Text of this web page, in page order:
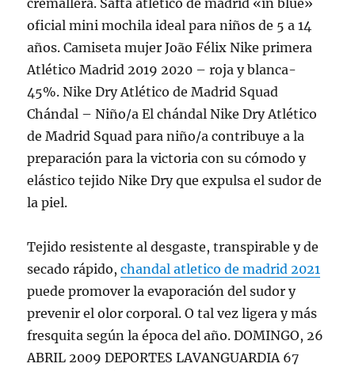
cremallera. Safta atlético de madrid «in blue»
oficial mini mochila ideal para niños de 5 a 14
años. Camiseta mujer João Félix Nike primera
Atlético Madrid 2019 2020 – roja y blanca-
45%. Nike Dry Atlético de Madrid Squad
Chándal – Niño/a El chándal Nike Dry Atlético
de Madrid Squad para niño/a contribuye a la
preparación para la victoria con su cómodo y
elástico tejido Nike Dry que expulsa el sudor de
la piel.
Tejido resistente al desgaste, transpirable y de
secado rápido,chandal atletico de madrid 2021
puede promover la evaporación del sudor y
prevenir el olor corporal. O tal vez ligera y más
fresquita según la época del año. DOMINGO, 26
ABRIL 2009 DEPORTES LAVANGUARDIA 67